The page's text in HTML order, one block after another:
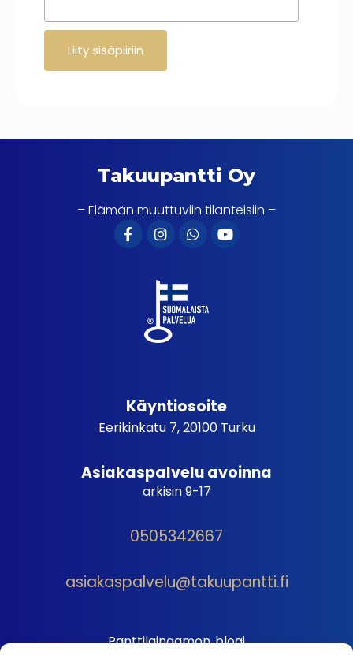
Takuupantti Oy
– Elämän muuttuviin tilanteisiin –
Käyntiosoite
Eerikinkatu 7, 20100 Turku
Asiakaspalvelu avoinna
arkisin 9-17
0505342667
asiakaspalvelu@takuupantti.fi
Panttilainaamon blogi